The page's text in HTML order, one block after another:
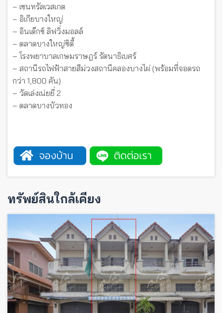
– เซนทรัลเวสเกต
– อิเกียบางใหญ่
– อินเด็กซ์ ลิฟวิ่งมอลล์
– ตลาดบางใหญ่ซิตี้
– โรงพยาบาลเกษมราษฎร์ รัตนาธิเบศร์
– สถานีรถไฟฟ้าสายสีม่วงสถานีคลองบางไผ่ (พร้อมที่จอดรถ
กว่า 1,800 คัน)
– วัดเล่งเน่ยยี่ 2
– ตลาดบางบัวทอง
ทรัพย์สินใกล้เคียง